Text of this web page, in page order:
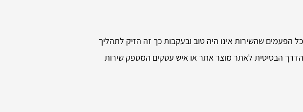
הפעמים שהשירות אינו היה טוב ובעקבות כך זה הזיק לתהליך
הדרך הבסיסית לאתר מוצר אתר או איש עסקים המספק שירות